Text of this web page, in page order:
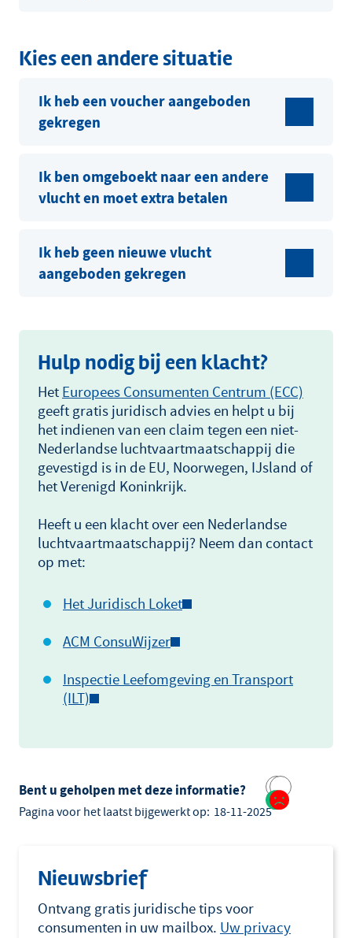
Kies een andere situatie
Ik heb een voucher aangeboden
gekregen
Ik ben omgeboekt naar een andere
vlucht en moet extra betalen
Ik heb geen nieuwe vlucht
aangeboden gekregen
Hulp nodig bij een klacht?
Het Europees Consumenten Centrum (ECC)
geeft gratis juridisch advies en helpt u bij
het indienen van een claim tegen een niet-
Nederlandse luchtvaartmaatschappij die
gevestigd is in de EU, Noorwegen, IJsland of
het Verenigd Koninkrijk.
Heeft u een klacht over een Nederlandse
luchtvaartmaatschappij? Neem dan contact
op met:
Het Juridisch Loket
ACM ConsuWijzer
Inspectie Leefomgeving en Transport
(ILT)
Bent u geholpen met deze informatie?
Pagina voor het laatst bijgewerkt op: 18-11-2025
Nieuwsbrief
Ontvang gratis juridische tips voor
consumenten in uw mailbox. Uw privacy